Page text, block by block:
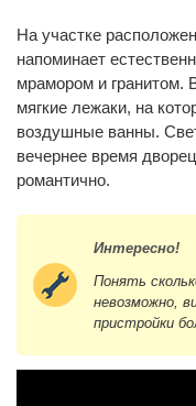
На участке
напоминает
мрамором и гранитом.
мягкие лежаки, на
воздушные ванны.
вечернее время
романтично.
Интересно!
Понять
невозможно,
пристройки